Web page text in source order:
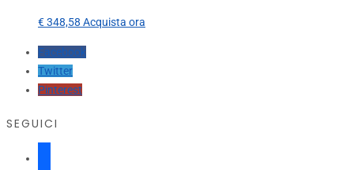
€348,58 Acquista ora
Facebook
Twitter
Pinterest
SEGUICI